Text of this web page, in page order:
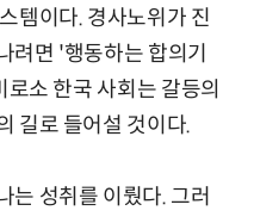
템이다. 경사노위가 진
려면 '행동하는 합의기
소 한국 사회는 갈등의
길로 들어설 것이다.
는 성취를 이뤘다. 그러